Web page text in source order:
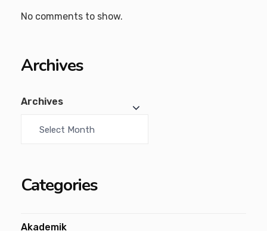
No comments to show.
Archives
Archives
Categories
Akademik